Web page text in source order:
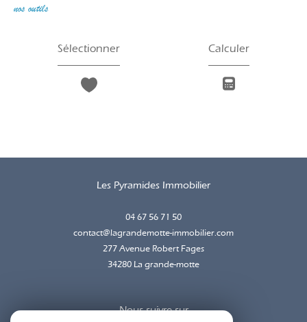
nos outils
Sélectionner Calculer
Les Pyramides Immobilier
04 67 56 71 50
contact@lagrandemotte-immobilier.com
277 Avenue Robert Fages
34280 la grande-motte
Nous suivre sur